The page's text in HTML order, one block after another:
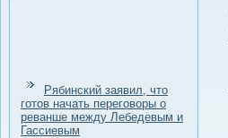
Рябинский заявил, что
готов начать переговоры о
реванше между Лебедевым и
Гассиевым